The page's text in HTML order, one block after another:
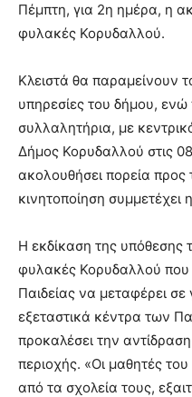
Πέμπτη, για 2η ημέρα, η
φυλακές Κορυδαλλού.
Κλειστά θα παραμείνουν
υπηρεσίες του δήμου,
συλλαλητήρια, με
Δήμος Κορυδαλλού στις
ακολουθήσει πορεία προς
κινητοποίηση συμμετέχει
Η εκδίκαση της υπόθεσης
φυλακές Κορυδαλλού που
Παιδείας να μεταφέρει σε
εξεταστικά κέντρα των
προκαλέσει την
περιοχής. «Οι μαθητές
από τα σχολεία τους,